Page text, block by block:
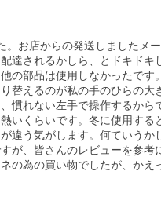
お店からの発送しましたメ
達されるかしら、とドキドキ
の部品は使用しなかったです
替えるのが私の手のひらの大
慣れない左手で操作するから
いくらいです。冬に使用する
違う気がします。何ていうか
が、皆さんのレビューを参考
の為の買い物でしたが、か